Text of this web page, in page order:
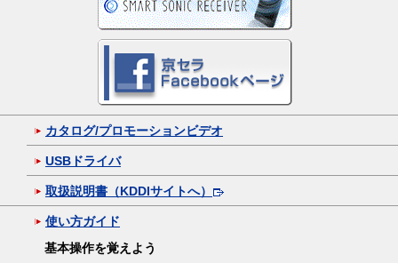
カタログ/プロモーションビデオ
USBドライバ
取扱説明書（KDDIサイトへ）
使い方ガイド
基本操作を覚えよう